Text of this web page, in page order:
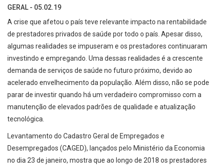
GERAL - 05.02.19
A crise que afetou o país teve relevante impacto na rentabilidade
de prestadores privados de saúde por todo o país. Apesar disso,
algumas realidades se impuseram e os prestadores continuaram
investindo e empregando. Uma dessas realidades é a crescente
demanda de serviços de saúde no futuro próximo, devido ao
acelerado envelhecimento da população. Além disso, não se pode
parar de investir quando há um verdadeiro compromisso com a
manutenção de elevados padrões de qualidade e atualização
tecnológica.
Levantamento do Cadastro Geral de Empregados e
Desempregados (CAGED), lançados pelo Ministério da Economia
no dia 23 de janeiro, mostra que ao longo de 2018 os prestadores